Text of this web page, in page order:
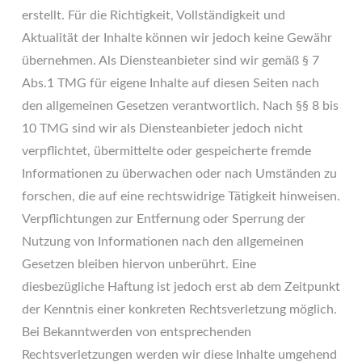
erstellt. Für die Richtigkeit, Vollständigkeit und
Aktualität der Inhalte können wir jedoch keine Gewähr
übernehmen. Als Diensteanbieter sind wir gemäß § 7
Abs.1 TMG für eigene Inhalte auf diesen Seiten nach
den allgemeinen Gesetzen verantwortlich. Nach §§ 8 bis
10 TMG sind wir als Diensteanbieter jedoch nicht
verpflichtet, übermittelte oder gespeicherte fremde
Informationen zu überwachen oder nach Umständen zu
forschen, die auf eine rechtswidrige Tätigkeit hinweisen.
Verpflichtungen zur Entfernung oder Sperrung der
Nutzung von Informationen nach den allgemeinen
Gesetzen bleiben hiervon unberührt. Eine
diesbezügliche Haftung ist jedoch erst ab dem Zeitpunkt
der Kenntnis einer konkreten Rechtsverletzung möglich.
Bei Bekanntwerden von entsprechenden
Rechtsverletzungen werden wir diese Inhalte umgehend